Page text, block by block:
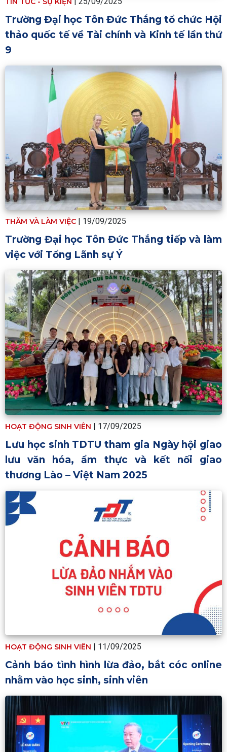
Trường Đại học Tôn Đức Thắng tổ chức Hội
thảo quốc tế về Tài chính và Kinh tế lần thứ
9
THĂM VÀ LÀM VIỆC 19/09/2025
Trường Đại học Tôn Đức Thắng tiếp và làm
việc với Tổng Lãnh sự Ý
HOẠT ĐỘNG SINH VIÊN 17/09/2025
Lưu học sinh TDTU tham gia Ngày hội giao
lưu văn hóa, ẩm thực và kết nối giao
thương Lào – Việt Nam 2025
HOẠT ĐỘNG SINH VIÊN 11/09/2025
Cảnh báo tình hình lừa đảo, bắt cóc online
nhằm vào học sinh, sinh viên